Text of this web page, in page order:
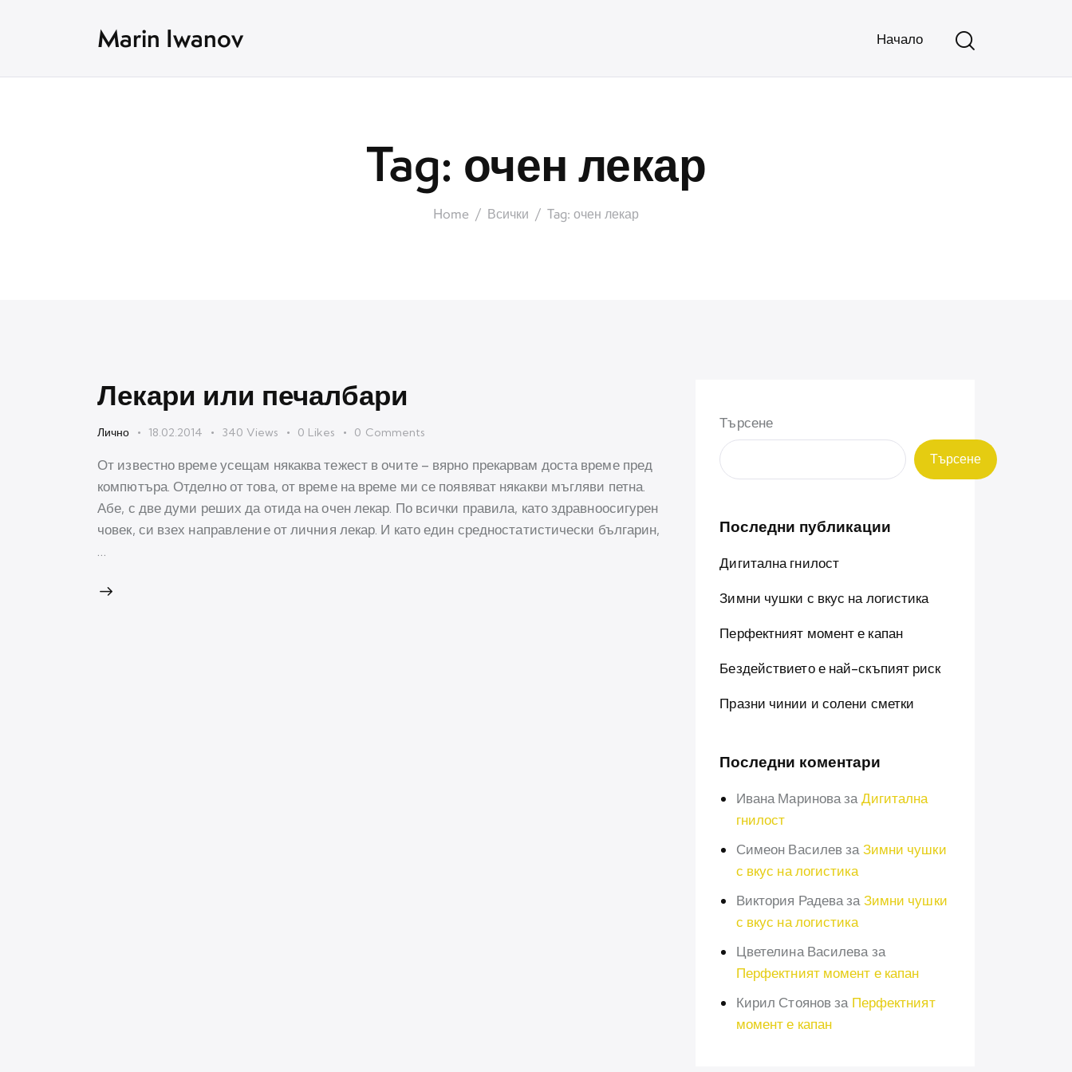
Marin Iwanov Начало
Tag: очен лекар
Home Всички Tag: очен лекар
Лекари или печалбари
Лично 18.02.2014 340 Views 0 Likes 0 Comments
От известно време усещам някаква тежест в очите – вярно прекарвам доста време пред
компютъра. Отделно от това, от време на време ми се появяват някакви мъгляви петна.
Абе, с две думи реших да отида на очен лекар. По всички правила, като здравноосигурен
човек, си взех направление от личния лекар. И като един средностатистически българин,
…
Търсене
Търсене
Последни публикации
Дигитална гнилост
Зимни чушки с вкус на логистика
Перфектният момент е капан
Бездействието е най-скъпият риск
Празни чинии и солени сметки
Последни коментари
Ивана Мариноваза Дигитална
гнилост
Симеон Василевза Зимни чушки
с вкус на логистика
Виктория Радеваза Зимни чушки
с вкус на логистика
Цветелина Василева за
Перфектният момент е капан
Кирил Стояновза Перфектният
момент е капан